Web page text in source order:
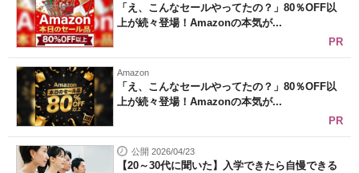
「え、こんなセールやってたの？」80％OFF以
上が続々登場！Amazonの本気が...
PR
Amazon
「え、こんなセールやってたの？」80％OFF以
上が続々登場！Amazonの本気が...
PR
公開 2026/04/23
【20～30代に聞いた】入学できたら自慢できる